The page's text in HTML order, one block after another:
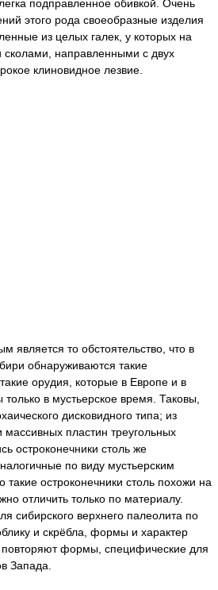
подправленное обивкой. Очень
этого рода своеобразные изделия
из целых галек, у которых на
направленными с двух
клиновидное лезвие.
является то обстоятельство, что в
обнаруживаются такие
орудия, которые в Европе и в
в мустьерское время. Таковы,
дисковидного типа; из
пластин треугольных
остроконечники столь же
по виду мустьерским
такие остроконечники столь похожи на
отличить только по материалу.
сибирского верхнего палеолита по
и скрёбла, формы и характер
повторяют формы, специфические для
Запада.